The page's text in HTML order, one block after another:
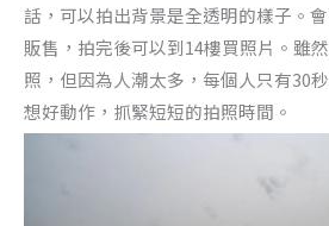
話，可以拍出背景是全透明的樣子。
販售，拍完後可以到14樓買照片。雖
照，但因為人潮太多，每個人只有30
想好動作，抓緊短短的拍照時間。